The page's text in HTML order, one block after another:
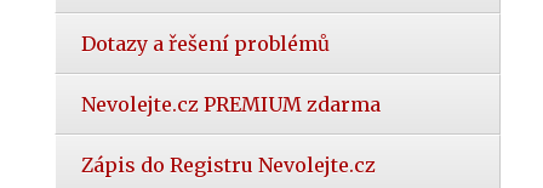
Dotazy a řešení problémů
Nevolejte.cz PREMIUM zdarma
Zápis do Registru Nevolejte.cz